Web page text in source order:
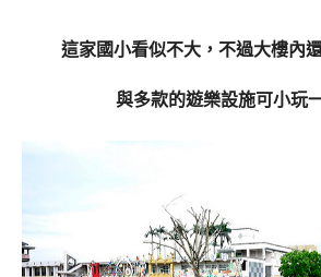
這家國小看似不大，不過大樓內
與多款的遊樂設施可小玩